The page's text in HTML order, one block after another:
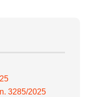
3285/2025